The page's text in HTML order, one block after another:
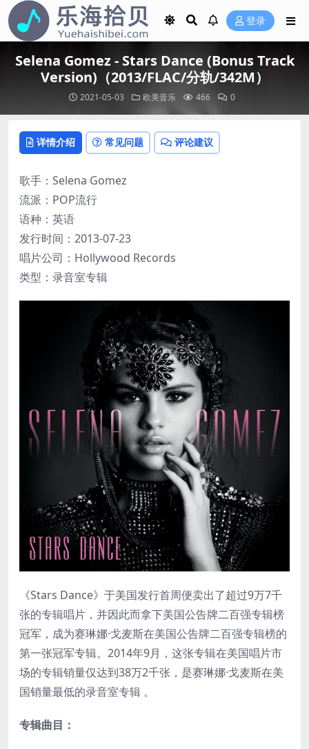
登录
Selena Gomez - Stars Dance (Bonus Track
Version)（2013/FLAC/分轨/342M）
2021-05-03 欧美音乐 466 0
详情介绍 常见问题 评论建议
歌手：Selena Gomez
流派：POP流行
语种：英语
发行时间：2013-07-23
唱片公司：Hollywood Records
类型：录音室专辑
《Stars Dance》于美国发行首周便卖出了超过9万7千
张的专辑唱片，并因此而拿下美国公告牌二百强专辑榜
冠军，成为赛琳娜·戈麦斯在美国公告牌二百强专辑榜的
第一张冠军专辑。2014年9月，这张专辑在美国唱片市
场的专辑销量仅达到38万2千张，是赛琳娜·戈麦斯在美
国销量最低的录音室专辑 。
专辑曲目：